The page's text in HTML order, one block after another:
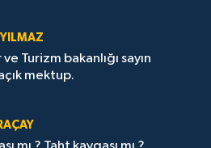
Turizm bakanlığı sayın
mektup.